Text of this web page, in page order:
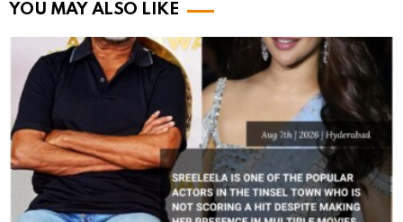
YOU MAY ALSO LIKE